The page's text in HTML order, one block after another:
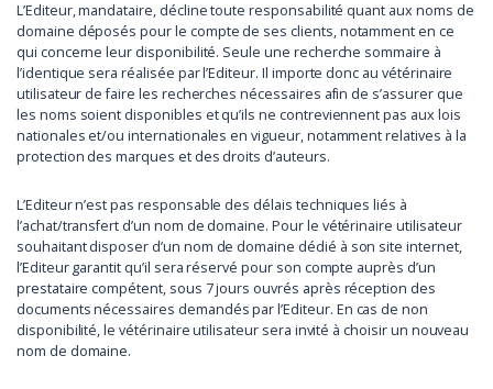
L’Editeur, mandataire, décline toute responsabilité quant aux noms de
domaine déposés pour le compte de ses clients, notamment en ce
qui concerne leur disponibilité. Seule une recherche sommaire à
l’identique sera réalisée par l’Editeur. Il importe donc au vétérinaire
utilisateur de faire les recherches nécessaires afin de s’assurer que
les noms soient disponibles et qu’ils ne contreviennent pas aux lois
nationales et/ou internationales en vigueur, notamment relatives à la
protection des marques et des droits d’auteurs.
L’Editeur n’est pas responsable des délais techniques liés à
l’achat/transfert d’un nom de domaine. Pour le vétérinaire utilisateur
souhaitant disposer d’un nom de domaine dédié à son site internet,
l’Editeur garantit qu’il sera réservé pour son compte auprès d’un
prestataire compétent, sous 7 jours ouvrés après réception des
documents nécessaires demandés par l’Editeur. En cas de non
disponibilité, le vétérinaire utilisateur sera invité à choisir un nouveau
nom de domaine.